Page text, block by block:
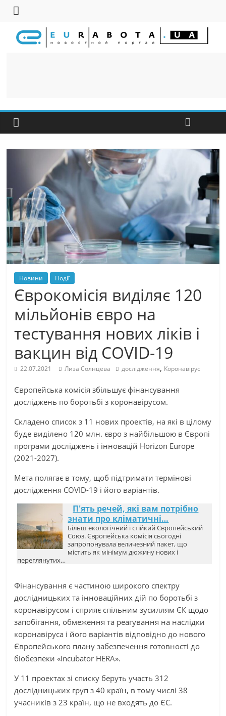
Новини Події
Єврокомісія виділяє 120
мільйонів євро на
тестування нових ліків і
вакцин від COVID-19
22.07.2021 Лиза Солнцева дослідження, Коронавірус
Європейська комісія збільшує фінансування
досліджень по боротьбі з коронавірусом.
Складено список з 11 нових проектів, на які в цілому
буде виділено 120 млн. євро з найбільшою в Європі
програми досліджень і інновацій Horizon Europe
(2021-2027).
Мета полягає в тому, щоб підтримати термінові
дослідження COVID-19 і його варіантів.
П'ять речей, які вам потрібно
знати про кліматичні…
Більш екологічний і стійкий Європейський
Союз. Європейська комісія сьогодні
запропонувала величезний пакет, що
містить як мінімум дюжину нових і
переглянутих…
Фінансування є частиною широкого спектру
дослідницьких та інноваційних дій по боротьбі з
коронавірусом і сприяє спільним зусиллям ЄК щодо
запобігання, обмеження та реагування на наслідки
коронавіруса і його варіантів відповідно до нового
Європейського плану забезпечення готовності до
біобезпеки «Incubator HERA».
У 11 проектах зі списку беруть участь 312
дослідницьких груп з 40 країн, в тому числі 38
учасників з 23 країн, що не входять до ЄС.